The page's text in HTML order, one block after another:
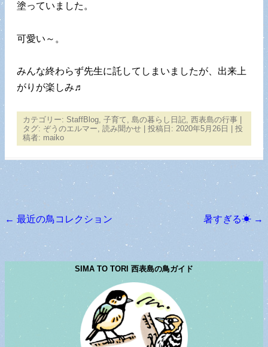
塗っていました。
可愛い～。
みんな終わらず先生に託してしまいましたが、出来上
がりが楽しみ♬
カテゴリー: StaffBlog, 子育て, 島の暮らし日記, 西表島の行事
タグ: ぞうのエルマー, 読み聞かせ | 投稿日: 2020年5月26日
投
稿者: maiko
投稿ナビゲーション
← 最近の鳥コレクション 暑すぎる☀ →
SIMA TO TORI 西表島の鳥ガイド